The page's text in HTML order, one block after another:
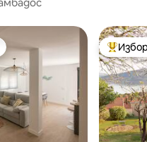
на гостите Най-